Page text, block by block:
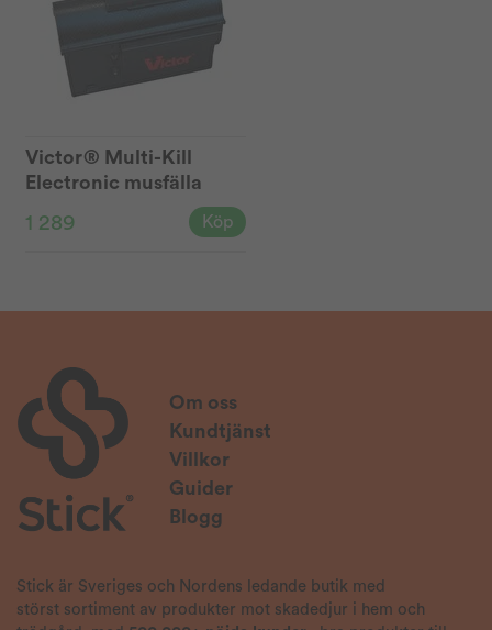
Victor® Multi-Kill
Electronic musfälla
1 289 Köp
Om oss
Kundtjänst
Villkor
Guider
Blogg
Stick är Sveriges och Nordens ledande butik med
störst sortiment av produkter mot skadedjur i hem och